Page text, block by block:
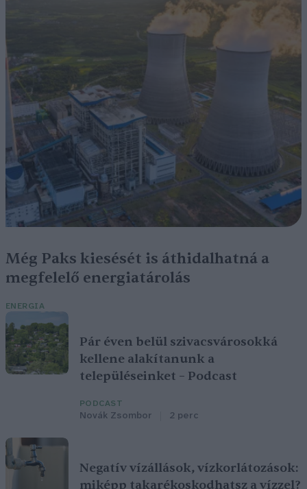
Még Paks kiesését is áthidalhatná a
megfelelő energiatárolás
ENERGIA
Pár éven belül szivacsvárosokká
kellene alakítanunk a
településeinket – Podcast
PODCAST
Novák Zsombor 2 perc
Negatív vízállások, vízkorlátozások:
miképp takarékoskodhatsz a vízzel?